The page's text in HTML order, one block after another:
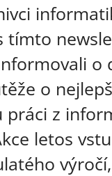
tímto
o
o
práci z
letos